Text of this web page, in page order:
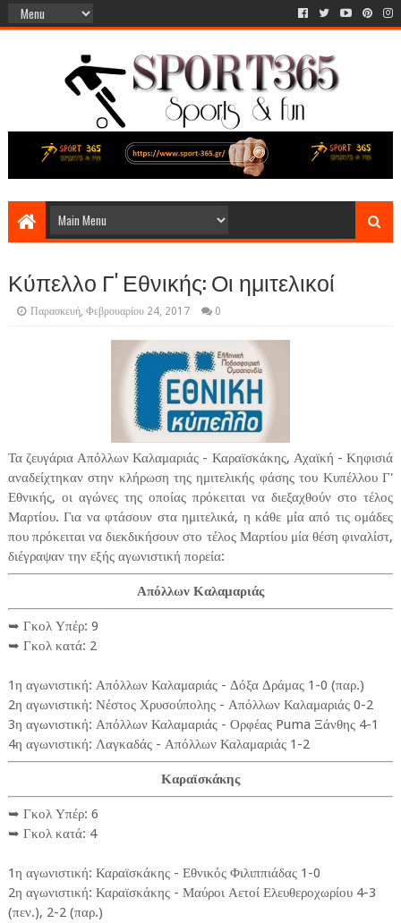
Κύπελλο Γ' Εθνικής: Οι ημιτελικοί
Παρασκευή, Φεβρουαρίου 24, 2017 0
Τα ζευγάρια Απόλλων Καλαμαριάς - Καραϊσκάκης, Αχαϊκή - Κηφισιά
αναδείχτηκαν στην κλήρωση της ημιτελικής φάσης του Κυπέλλου Γ'
Εθνικής, οι αγώνες της οποίας πρόκειται να διεξαχθούν στο τέλος
Μαρτίου. Για να φτάσουν στα ημιτελικά, η κάθε μία από τις ομάδες
που πρόκειται να διεκδικήσουν στο τέλος Μαρτίου μία θέση φιναλίστ,
διέγραψαν την εξής αγωνιστική πορεία:
Απόλλων Καλαμαριάς
➥ Γκολ Υπέρ: 9
➥ Γκολ κατά: 2
1η αγωνιστική: Απόλλων Καλαμαριάς - Δόξα Δράμας 1-0 (παρ.)
2η αγωνιστική: Νέστος Χρυσούπολης - Απόλλων Καλαμαριάς 0-2
3η αγωνιστική: Απόλλων Καλαμαριάς - Ορφέας Puma Ξάνθης 4-1
4η αγωνιστική: Λαγκαδάς - Απόλλων Καλαμαριάς 1-2
Καραϊσκάκης
➥ Γκολ Υπέρ: 6
➥ Γκολ κατά: 4
1η αγωνιστική: Καραϊσκάκης - Εθνικός Φιλιππιάδας 1-0
2η αγωνιστική: Καραϊσκάκης - Μαύροι Αετοί Ελευθεροχωρίου 4-3
(πεν.), 2-2 (παρ.)